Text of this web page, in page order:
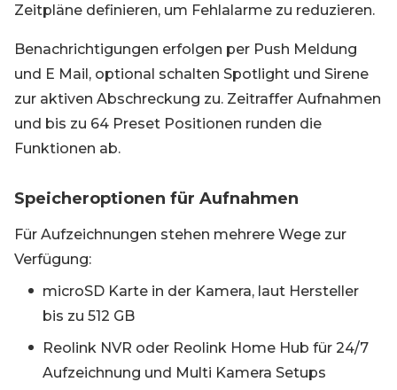
Zeitpläne definieren, um Fehlalarme zu reduzieren.
Benachrichtigungen erfolgen per Push Meldung
und E Mail, optional schalten Spotlight und Sirene
zur aktiven Abschreckung zu. Zeitraffer Aufnahmen
und bis zu 64 Preset Positionen runden die
Funktionen ab.
Speicheroptionen für Aufnahmen
Für Aufzeichnungen stehen mehrere Wege zur
Verfügung:
microSD Karte in der Kamera, laut Hersteller
bis zu 512 GB
Reolink NVR oder Reolink Home Hub für 24/7
Aufzeichnung und Multi Kamera Setups